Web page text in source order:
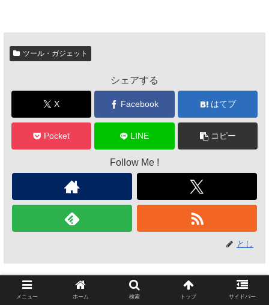
ツール・ガジェット
シェアする
X Facebook はてブ
Pocket LINE コピー
Follow Me !
とし
関連記事
メニュー ホーム 検索 トップ サイドバー